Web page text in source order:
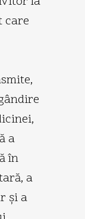
care
a
în
a
şi a